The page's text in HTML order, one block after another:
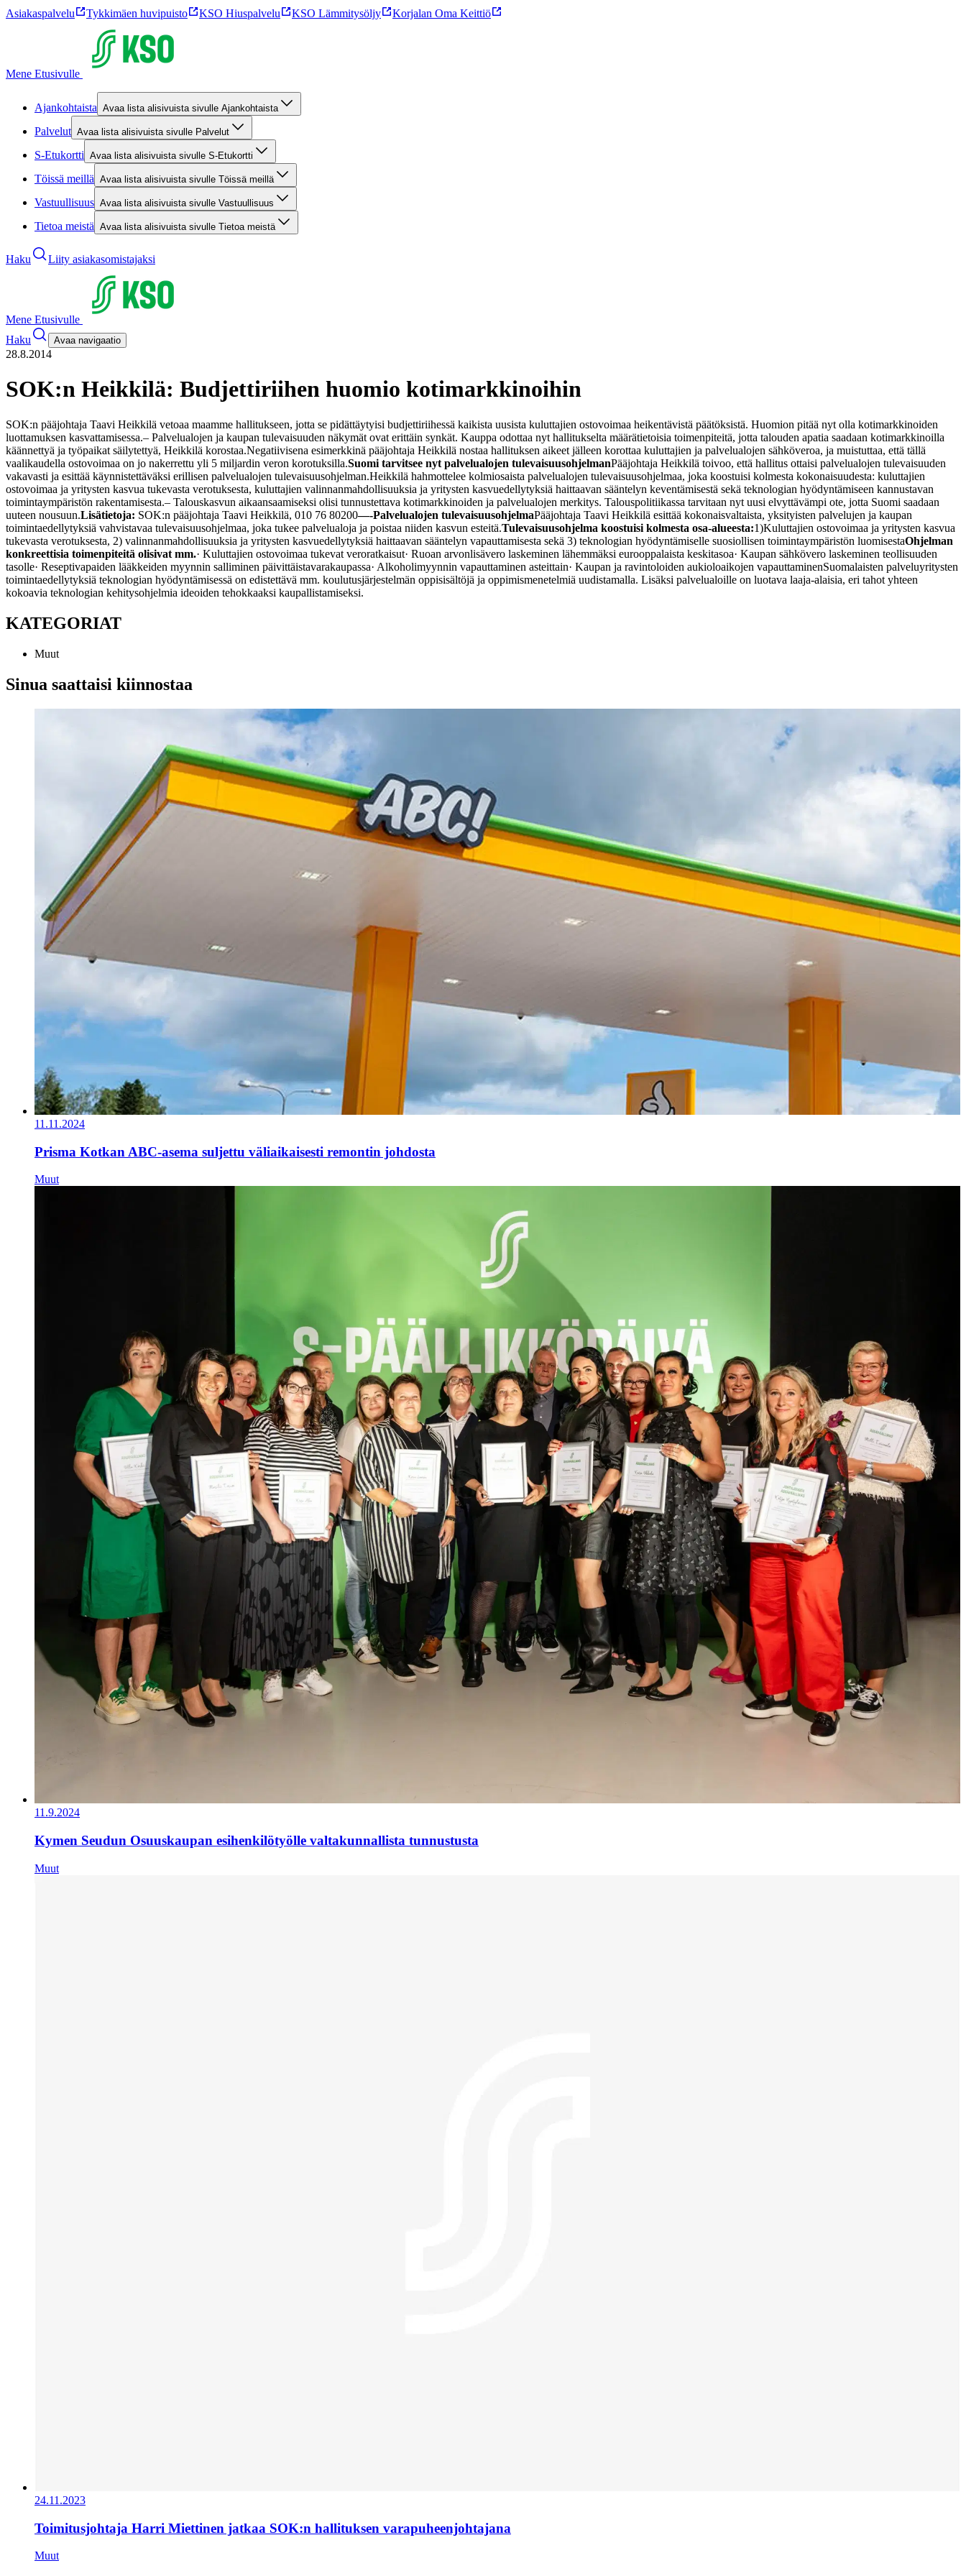
Asiakaspalvelu Tykkimäen huvipuisto KSO Hiuspalvelu KSO Lämmitysöljy Korjalan Oma Keittiö
Mene Etusivulle
Ajankohtaista Avaa lista alisivuista sivulle Ajankohtaista
Palvelut Avaa lista alisivuista sivulle Palvelut
S-Etukortti Avaa lista alisivuista sivulle S-Etukortti
Töissä meillä Avaa lista alisivuista sivulle Töissä meillä
Vastuullisuus Avaa lista alisivuista sivulle Vastuullisuus
Tietoa meistä Avaa lista alisivuista sivulle Tietoa meistä
Haku Liity asiakasomistajaksi
Mene Etusivulle
Haku
Avaa navigaatio
28.8.2014
SOK:n Heikkilä: Budjettiriihen huomio kotimarkkinoihin
SOK:n pääjohtaja Taavi Heikkilä vetoaa maamme hallitukseen, jotta se pidättäytyisi budjettiriihessä kaikista uusista kuluttajien ostovoimaa heikentävistä päätöksistä. Huomion pitää nyt olla kotimarkkinoiden
luottamuksen kasvattamisessa.– Palvelualojen ja kaupan tulevaisuuden näkymät ovat erittäin synkät. Kauppa odottaa nyt hallitukselta määrätietoisia toimenpiteitä, jotta talouden apatia saadaan kotimarkkinoilla
käännettyä ja työpaikat säilytettyä, Heikkilä korostaa.Negatiivisena esimerkkinä pääjohtaja Heikkilä nostaa hallituksen aikeet jälleen korottaa kuluttajien ja palvelualojen sähköveroa, ja muistuttaa, että tällä
vaalikaudella ostovoimaa on jo nakerrettu yli 5 miljardin veron korotuksilla.Suomi tarvitsee nyt palvelualojen tulevaisuusohjelmanPääjohtaja Heikkilä toivoo, että hallitus ottaisi palvelualojen tulevaisuuden
vakavasti ja esittää käynnistettäväksi erillisen palvelualojen tulevaisuusohjelman.Heikkilä hahmottelee kolmiosaista palvelualojen tulevaisuusohjelmaa, joka koostuisi kolmesta kokonaisuudesta: kuluttajien
ostovoimaa ja yritysten kasvua tukevasta verotuksesta, kuluttajien valinnanmahdollisuuksia ja yritysten kasvuedellytyksiä haittaavan sääntelyn keventämisestä sekä teknologian hyödyntämiseen kannustavan
toimintaympäristön rakentamisesta.– Talouskasvun aikaansaamiseksi olisi tunnustettava kotimarkkinoiden ja palvelualojen merkitys. Talouspolitiikassa tarvitaan nyt uusi elvyttävämpi ote, jotta Suomi saadaan
uuteen nousuun.Lisätietoja: SOK:n pääjohtaja Taavi Heikkilä, 010 76 80200—-Palvelualojen tulevaisuusohjelmaPääjohtaja Taavi Heikkilä esittää kokonaisvaltaista, yksityisten palvelujen ja kaupan
toimintaedellytyksiä vahvistavaa tulevaisuusohjelmaa, joka tukee palvelualoja ja poistaa niiden kasvun esteitä.Tulevaisuusohjelma koostuisi kolmesta osa-alueesta:1)Kuluttajien ostovoimaa ja yritysten kasvua
tukevasta verotuksesta, 2) valinnanmahdollisuuksia ja yritysten kasvuedellytyksiä haittaavan sääntelyn vapauttamisesta sekä 3) teknologian hyödyntämiselle suosiollisen toimintaympäristön luomisestaOhjelman
konkreettisia toimenpiteitä olisivat mm.· Kuluttajien ostovoimaa tukevat veroratkaisut· Ruoan arvonlisävero laskeminen lähemmäksi eurooppalaista keskitasoa· Kaupan sähkövero laskeminen teollisuuden
tasolle· Reseptivapaiden lääkkeiden myynnin salliminen päivittäistavarakaupassa· Alkoholimyynnin vapauttaminen asteittain· Kaupan ja ravintoloiden aukioloaikojen vapauttaminenSuomalaisten palveluyritysten
toimintaedellytyksiä teknologian hyödyntämisessä on edistettävä mm. koulutusjärjestelmän oppisisältöjä ja oppimismenetelmiä uudistamalla. Lisäksi palvelualoille on luotava laaja-alaisia, eri tahot yhteen
kokoavia teknologian kehitysohjelmia ideoiden tehokkaaksi kaupallistamiseksi.
KATEGORIAT
Muut
Sinua saattaisi kiinnostaa
11.11.2024
Prisma Kotkan ABC-asema suljettu väliaikaisesti remontin johdosta
Muut
11.9.2024
Kymen Seudun Osuuskaupan esihenkilötyölle valtakunnallista tunnustusta
Muut
24.11.2023
Toimitusjohtaja Harri Miettinen jatkaa SOK:n hallituksen varapuheenjohtajana
Muut